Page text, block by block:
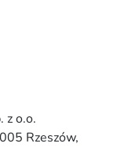
z o.o.
Rzeszów,